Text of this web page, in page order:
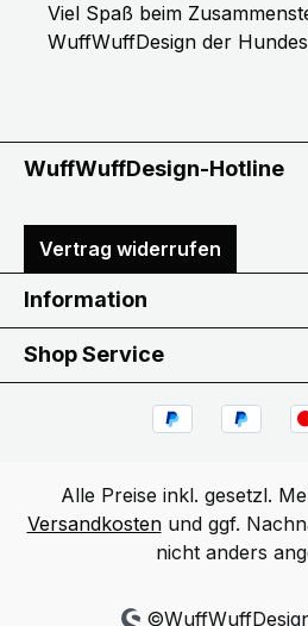
Viel Spaß beim
WuffWuffDesign der
WuffWuffDesign-Hotline
Vertrag widerrufen
Information
Shop Service
Alle Preise inkl. gesetzl.
Versandkostenund ggf.
nicht anders